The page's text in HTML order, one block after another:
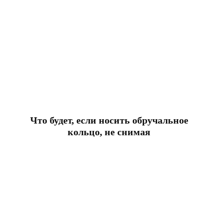
Что будет, если носить обручальное
кольцо, не снимая